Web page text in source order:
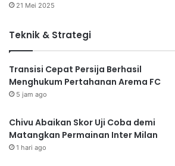
21 Mei 2025
Teknik & Strategi
Transisi Cepat Persija Berhasil
Menghukum Pertahanan Arema FC
5 jam ago
Chivu Abaikan Skor Uji Coba demi
Matangkan Permainan Inter Milan
1 hari ago